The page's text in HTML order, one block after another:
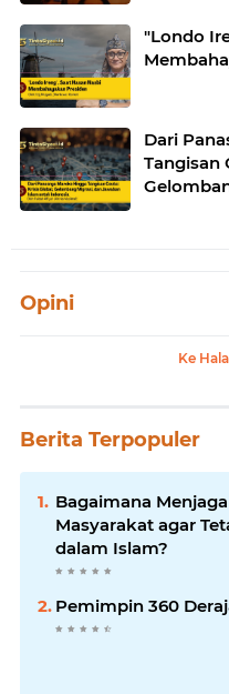
"Londo
Dari
Tangisan
Opini
Ke
Berita Terpopuler
Bagaimana
Masyarakat agar
dalam Islam?
Pemimpin 360